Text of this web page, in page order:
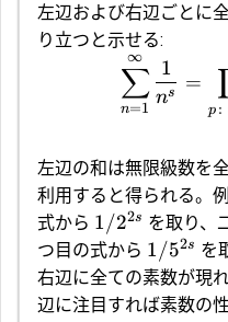
左辺および右辺ごとに
り立つと示せる:
n=1
∑
∞
ns
1
=
p :
左辺の和は無限級数を
利用すると得られる。
式から 1/22s を取り、
つ目の式から 1/52s を
右辺に全ての素数が現
辺に注目すれば素数の